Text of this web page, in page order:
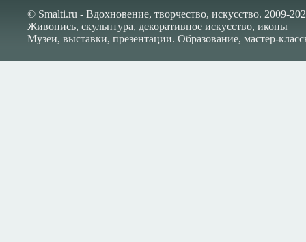
© Smalti.ru - Вдохновение, творчество, искусство. 2009-
Живопись, скульптура, декоративное искусство, иконы
Музеи, выставки, презентации. Образование, мастер-